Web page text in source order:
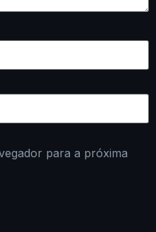
para a próxima